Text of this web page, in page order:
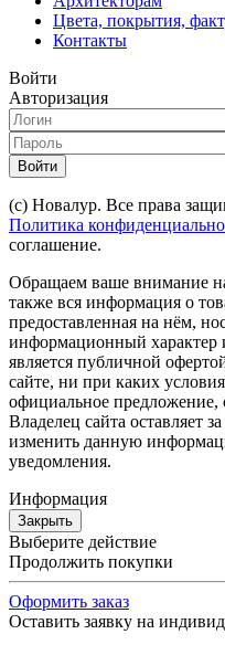
Цвета, покрытия,
Контакты
Войти
Авторизация
Войти
(с) Новалур. Все права
Политика
соглашение.
Обращаем ваше внимание
также вся информация о
предоставленная на нём,
информационный характер
является публичной
сайте, ни при каких
официальное предложение,
Владелец сайта оставляет
изменить данную
уведомления.
Информация
Закрыть
Выберите действие
Продолжить покупки
Оформить заказ
Оставить заявку на